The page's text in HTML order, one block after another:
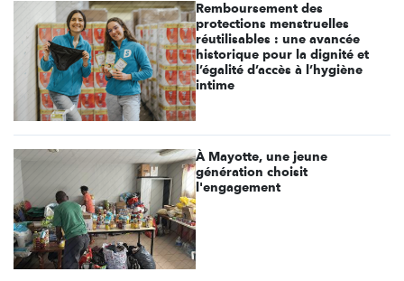
Remboursement des
protections menstruelles
réutilisables : une avancée
historique pour la dignité et
l’égalité d’accès à l’hygiène
intime
À Mayotte, une jeune
génération choisit
l'engagement